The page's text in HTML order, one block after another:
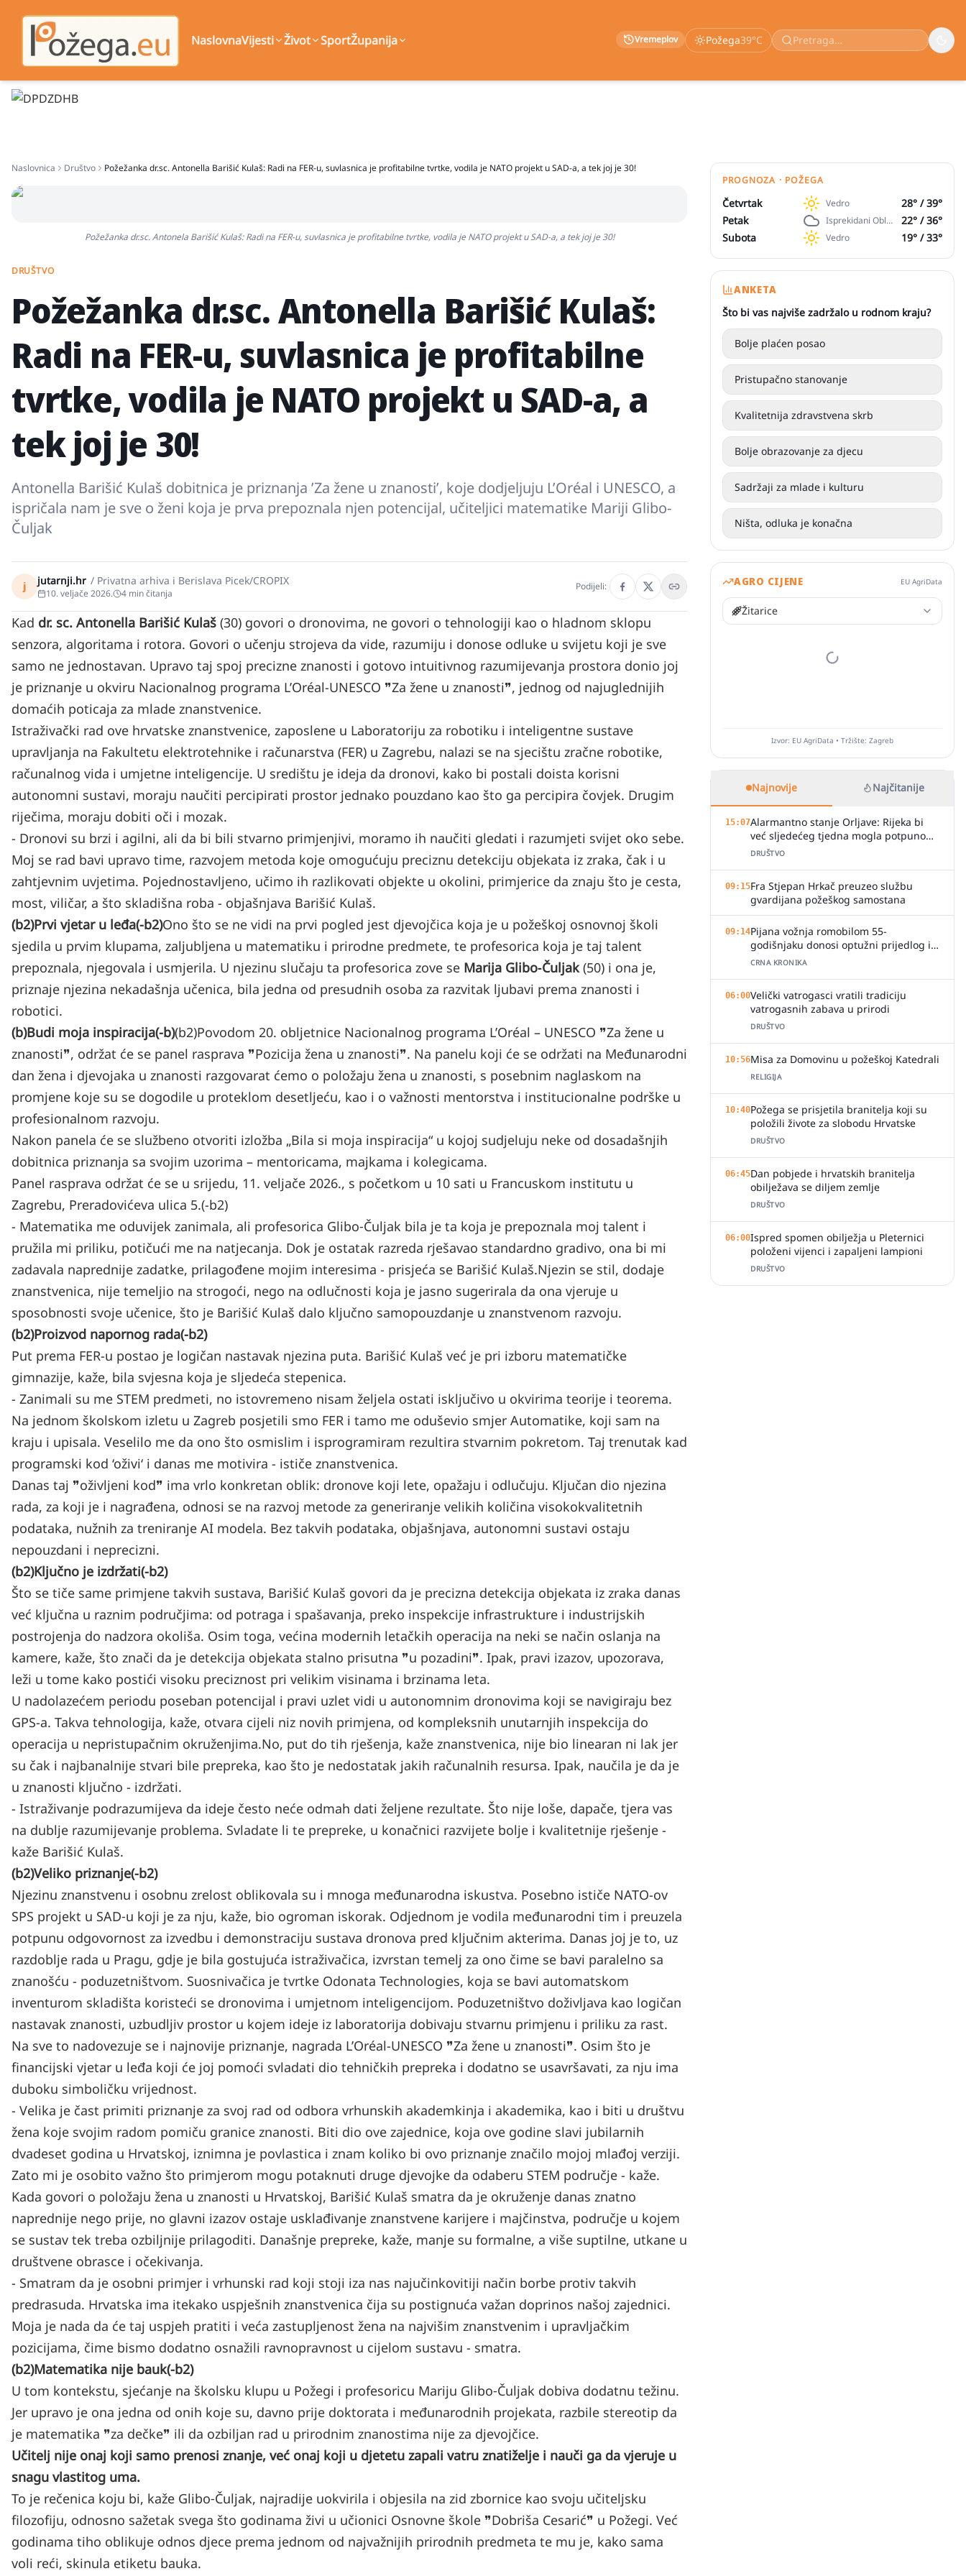
NaslovnaVijesti Život SportŽupanija Vremeplov Požega39°C
Naslovnica Društvo Požežanka dr.sc. Antonella Barišić Kulaš: Radi na FER-u, suvlasnica je profitabilne tvrtke, vodila je NATO projekt u SAD-a, a tek joj je 30!
Požežanka dr.sc. Antonela Barišić Kulaš: Radi na FER-u, suvlasnica je profitabilne tvrtke, vodila je NATO projekt u SAD-a, a tek joj je 30!
DRUŠTVO
Požežanka dr.sc. Antonella Barišić Kulaš:
Radi na FER-u, suvlasnica je profitabilne
tvrtke, vodila je NATO projekt u SAD-a, a
tek joj je 30!
Antonella Barišić Kulaš dobitnica je priznanja ʼZa žene u znanostiʼ, koje dodjeljuju L’Oréal i UNESCO, a
ispričala nam je sve o ženi koja je prva prepoznala njen potencijal, učiteljici matematike Mariji Glibo-
Čuljak
j jutarnji.hr / Privatna arhiva i Berislava Picek/CROPIX
10. veljače 2026. 4 min čitanja
Podijeli:
Kad dr. sc. Antonella Barišić Kulaš (30) govori o dronovima, ne govori o tehnologiji kao o hladnom sklopu
senzora, algoritama i rotora. Govori o učenju strojeva da vide, razumiju i donose odluke u svijetu koji je sve
samo ne jednostavan. Upravo taj spoj precizne znanosti i gotovo intuitivnog razumijevanja prostora donio joj
je priznanje u okviru Nacionalnog programa L’Oréal-UNESCO ❞Za žene u znanosti❞, jednog od najuglednijih
domaćih poticaja za mlade znanstvenice.
Istraživački rad ove hrvatske znanstvenice, zaposlene u Laboratoriju za robotiku i inteligentne sustave
upravljanja na Fakultetu elektrotehnike i računarstva (FER) u Zagrebu, nalazi se na sjecištu zračne robotike,
računalnog vida i umjetne inteligencije. U središtu je ideja da dronovi, kako bi postali doista korisni
autonomni sustavi, moraju naučiti percipirati prostor jednako pouzdano kao što ga percipira čovjek. Drugim
riječima, moraju dobiti oči i mozak.
- Dronovi su brzi i agilni, ali da bi bili stvarno primjenjivi, moramo ih naučiti gledati i razumjeti svijet oko sebe.
Moj se rad bavi upravo time, razvojem metoda koje omogućuju preciznu detekciju objekata iz zraka, čak i u
zahtjevnim uvjetima. Pojednostavljeno, učimo ih razlikovati objekte u okolini, primjerice da znaju što je cesta,
most, viličar, a što skladišna roba - objašnjava Barišić Kulaš.
(b2)Prvi vjetar u leđa(-b2)Ono što se ne vidi na prvi pogled jest djevojčica koja je u požeškoj osnovnoj školi
sjedila u prvim klupama, zaljubljena u matematiku i prirodne predmete, te profesorica koja je taj talent
prepoznala, njegovala i usmjerila. U njezinu slučaju ta profesorica zove se Marija Glibo‑Čuljak(50) i ona je,
priznaje njezina nekadašnja učenica, bila jedna od presudnih osoba za razvitak ljubavi prema znanosti i
robotici.
(b)Budi moja inspiracija(-b)(b2)Povodom 20. obljetnice Nacionalnog programa L’Oréal – UNESCO ❞Za žene u
znanosti❞, održat će se panel rasprava ❞Pozicija žena u znanosti❞. Na panelu koji će se održati na Međunarodni
dan žena i djevojaka u znanosti razgovarat ćemo o položaju žena u znanosti, s posebnim naglaskom na
promjene koje su se dogodile u proteklom desetljeću, kao i o važnosti mentorstva i institucionalne podrške u
profesionalnom razvoju.
Nakon panela će se službeno otvoriti izložba „Bila si moja inspiracija“ u kojoj sudjeluju neke od dosadašnjih
dobitnica priznanja sa svojim uzorima – mentoricama, majkama i kolegicama.
Panel rasprava održat će se u srijedu, 11. veljače 2026., s početkom u 10 sati u Francuskom institutu u
Zagrebu, Preradovićeva ulica 5.(-b2)
- Matematika me oduvijek zanimala, ali profesorica Glibo‑Čuljak bila je ta koja je prepoznala moj talent i
pružila mi priliku, potičući me na natjecanja. Dok je ostatak razreda rješavao standardno gradivo, ona bi mi
zadavala naprednije zadatke, prilagođene mojim interesima - prisjeća se Barišić Kulaš.Njezin se stil, dodaje
znanstvenica, nije temeljio na strogoći, nego na odlučnosti koja je jasno sugerirala da ona vjeruje u
sposobnosti svoje učenice, što je Barišić Kulaš dalo ključno samopouzdanje u znanstvenom razvoju.
(b2)Proizvod napornog rada(-b2)
Put prema FER-u postao je logičan nastavak njezina puta. Barišić Kulaš već je pri izboru matematičke
gimnazije, kaže, bila svjesna koja je sljedeća stepenica.
- Zanimali su me STEM predmeti, no istovremeno nisam željela ostati isključivo u okvirima teorije i teorema.
Na jednom školskom izletu u Zagreb posjetili smo FER i tamo me oduševio smjer Automatike, koji sam na
kraju i upisala. Veselilo me da ono što osmislim i isprogramiram rezultira stvarnim pokretom. Taj trenutak kad
programski kod ‘oživi‘ i danas me motivira - ističe znanstvenica.
Danas taj ❞oživljeni kod❞ ima vrlo konkretan oblik: dronove koji lete, opažaju i odlučuju. Ključan dio njezina
rada, za koji je i nagrađena, odnosi se na razvoj metode za generiranje velikih količina visokokvalitetnih
podataka, nužnih za treniranje AI modela. Bez takvih podataka, objašnjava, autonomni sustavi ostaju
nepouzdani i neprecizni.
(b2)Ključno je izdržati(-b2)
Što se tiče same primjene takvih sustava, Barišić Kulaš govori da je precizna detekcija objekata iz zraka danas
već ključna u raznim područjima: od potraga i spašavanja, preko inspekcije infrastrukture i industrijskih
postrojenja do nadzora okoliša. Osim toga, većina modernih letačkih operacija na neki se način oslanja na
kamere, kaže, što znači da je detekcija objekata stalno prisutna ❞u pozadini❞. Ipak, pravi izazov, upozorava,
leži u tome kako postići visoku preciznost pri velikim visinama i brzinama leta.
U nadolazećem periodu poseban potencijal i pravi uzlet vidi u autonomnim dronovima koji se navigiraju bez
GPS-a. Takva tehnologija, kaže, otvara cijeli niz novih primjena, od kompleksnih unutarnjih inspekcija do
operacija u nepristupačnim okruženjima.No, put do tih rješenja, kaže znanstvenica, nije bio linearan ni lak jer
su čak i najbanalnije stvari bile prepreka, kao što je nedostatak jakih računalnih resursa. Ipak, naučila je da je
u znanosti ključno - izdržati.
- Istraživanje podrazumijeva da ideje često neće odmah dati željene rezultate. Što nije loše, dapače, tjera vas
na dublje razumijevanje problema. Svladate li te prepreke, u konačnici razvijete bolje i kvalitetnije rješenje -
kaže Barišić Kulaš.
(b2)Veliko priznanje(-b2)
Njezinu znanstvenu i osobnu zrelost oblikovala su i mnoga međunarodna iskustva. Posebno ističe NATO-ov
SPS projekt u SAD‑u koji je za nju, kaže, bio ogroman iskorak. Odjednom je vodila međunarodni tim i preuzela
potpunu odgovornost za izvedbu i demonstraciju sustava dronova pred ključnim akterima. Danas joj je to, uz
razdoblje rada u Pragu, gdje je bila gostujuća istraživačica, izvrstan temelj za ono čime se bavi paralelno sa
znanošću - poduzetništvom. Suosnivačica je tvrtke Odonata Technologies, koja se bavi automatskom
inventurom skladišta koristeći se dronovima i umjetnom inteligencijom. Poduzetništvo doživljava kao logičan
nastavak znanosti, uzbudljiv prostor u kojem ideje iz laboratorija dobivaju stvarnu primjenu i priliku za rast.
Na sve to nadovezuje se i najnovije priznanje, nagrada L’Oréal-UNESCO ❞Za žene u znanosti❞. Osim što je
financijski vjetar u leđa koji će joj pomoći svladati dio tehničkih prepreka i dodatno se usavršavati, za nju ima
duboku simboličku vrijednost.
- Velika je čast primiti priznanje za svoj rad od odbora vrhunskih akademkinja i akademika, kao i biti u društvu
žena koje svojim radom pomiču granice znanosti. Biti dio ove zajednice, koja ove godine slavi jubilarnih
dvadeset godina u Hrvatskoj, iznimna je povlastica i znam koliko bi ovo priznanje značilo mojoj mlađoj verziji.
Zato mi je osobito važno što primjerom mogu potaknuti druge djevojke da odaberu STEM područje - kaže.
Kada govori o položaju žena u znanosti u Hrvatskoj, Barišić Kulaš smatra da je okruženje danas znatno
naprednije nego prije, no glavni izazov ostaje usklađivanje znanstvene karijere i majčinstva, područje u kojem
se sustav tek treba ozbiljnije prilagoditi. Današnje prepreke, kaže, manje su formalne, a više suptilne, utkane u
društvene obrasce i očekivanja.
- Smatram da je osobni primjer i vrhunski rad koji stoji iza nas najučinkovitiji način borbe protiv takvih
predrasuda. Hrvatska ima itekako uspješnih znanstvenica čija su postignuća važan doprinos našoj zajednici.
Moja je nada da će taj uspjeh pratiti i veća zastupljenost žena na najvišim znanstvenim i upravljačkim
pozicijama, čime bismo dodatno osnažili ravnopravnost u cijelom sustavu - smatra.
(b2)Matematika nije bauk(-b2)
U tom kontekstu, sjećanje na školsku klupu u Požegi i profesoricu Mariju Glibo‑Čuljak dobiva dodatnu težinu.
Jer upravo je ona jedna od onih koje su, davno prije doktorata i međunarodnih projekata, razbile stereotip da
je matematika ❞za dečke❞ ili da ozbiljan rad u prirodnim znanostima nije za djevojčice.
Učitelj nije onaj koji samo prenosi znanje, već onaj koji u djetetu zapali vatru znatiželje i nauči ga da vjeruje u
snagu vlastitog uma.
To je rečenica koju bi, kaže Glibo‑Čuljak, najradije uokvirila i objesila na zid zbornice kao svoju učiteljsku
filozofiju, odnosno sažetak svega što godinama živi u učionici Osnovne škole ❞Dobriša Cesarić❞ u Požegi. Već
godinama tiho oblikuje odnos djece prema jednom od najvažnijih prirodnih predmeta te mu je, kako sama
voli reći, skinula etiketu bauka.
PROGNOZA · POŽEGA
Četvrtak Vedro 28° /39°
Petak
Isprekidani Oblaci 22° /36°
Subota
Vedro 19° /33°
ANKETA
Što bi vas najviše zadržalo u rodnom kraju?
Bolje plaćen posao
Pristupačno stanovanje
Kvalitetnija zdravstvena skrb
Bolje obrazovanje za djecu
Sadržaji za mlade i kulturu
Ništa, odluka je konačna
AGRO CIJENE EU AgriData
Žitarice
Izvor: EU AgriData • Tržište: Zagreb
Najnovije Najčitanije
15:07Alarmantno stanje Orljave: Rijeka bi
već sljedećeg tjedna mogla potpuno
presušiti
DRUŠTVO
09:15Fra Stjepan Hrkač preuzeo službu
gvardijana požeškog samostana
09:14Pijana vožnja romobilom 55-
godišnjaku donosi optužni prijedlog i
kaznu
CRNA KRONIKA
06:00Velički vatrogasci vratili tradiciju
vatrogasnih zabava u prirodi
DRUŠTVO
10:56Misa za Domovinu u požeškoj Katedrali
RELIGIJA
10:40Požega se prisjetila branitelja koji su
položili živote za slobodu Hrvatske
DRUŠTVO
06:45Dan pobjede i hrvatskih branitelja
obilježava se diljem zemlje
DRUŠTVO
06:00Ispred spomen obilježja u Pleternici
položeni vijenci i zapaljeni lampioni
DRUŠTVO